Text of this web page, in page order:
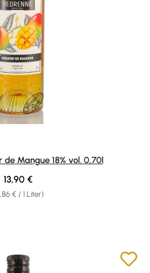
de Mangue 18% vol. 0,70l
€ / 1 Liter)
Regulärer Preis:
13,90 €